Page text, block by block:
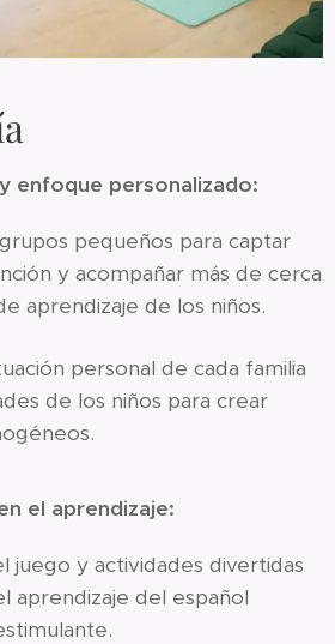
enfoque personalizado:
pequeños para captar
y acompañar más de cerca
aprendizaje de los niños.
personal de cada familia
de los niños para crear
el aprendizaje:
juego y actividades divertidas
aprendizaje del español